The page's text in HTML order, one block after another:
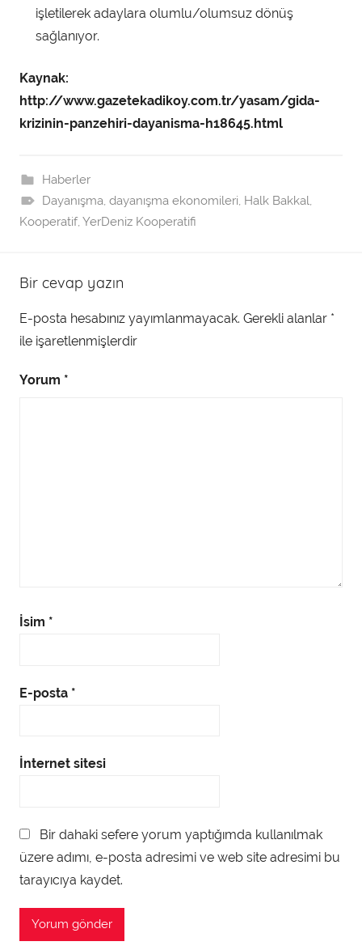
işletilerek adaylara olumlu/olumsuz dönüş
sağlanıyor.
Kaynak:
http://www.gazetekadikoy.com.tr/yasam/gida-
krizinin-panzehiri-dayanisma-h18645.html
Haberler
Dayanışma, dayanışma ekonomileri, Halk Bakkal,
Kooperatif, YerDeniz Kooperatifi
Bir cevap yazın
E-posta hesabınız yayımlanmayacak. Gerekli alanlar *
ile işaretlenmişlerdir
Yorum *
İsim *
E-posta *
İnternet sitesi
Bir dahaki sefere yorum yaptığımda kullanılmak
üzere adımı, e-posta adresimi ve web site adresimi bu
tarayıcıya kaydet.